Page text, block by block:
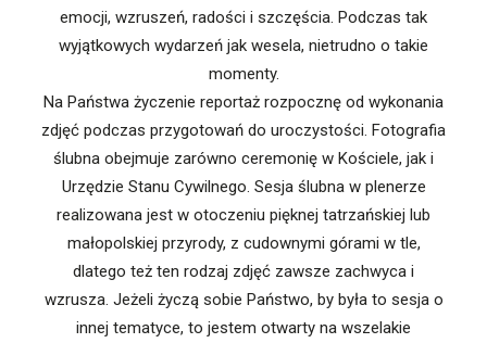
emocji, wzruszeń, radości i szczęścia. Podczas tak
wyjątkowych wydarzeń jak wesela, nietrudno o takie
momenty.
Na Państwa życzenie reportaż rozpocznę od wykonania
zdjęć podczas przygotowań do uroczystości. Fotografia
ślubna obejmuje zarówno ceremonię w Kościele, jak i
Urzędzie Stanu Cywilnego. Sesja ślubna w plenerze
realizowana jest w otoczeniu pięknej tatrzańskiej lub
małopolskiej przyrody, z cudownymi górami w tle,
dlatego też ten rodzaj zdjęć zawsze zachwyca i
wzrusza. Jeżeli życzą sobie Państwo, by była to sesja o
innej tematyce, to jestem otwarty na wszelakie